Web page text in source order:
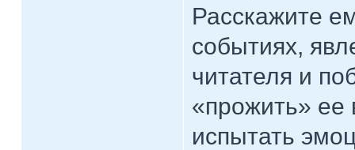
Расскажите
событиях,
читателя и
«прожить» ее
испытать